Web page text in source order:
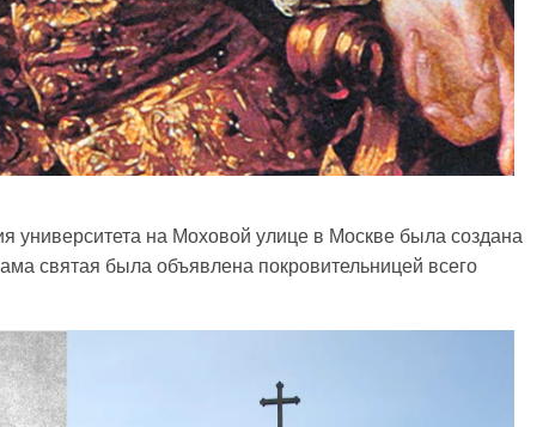
университета на Моховой улице в Москве была создана
святая была объявлена покровительницей всего